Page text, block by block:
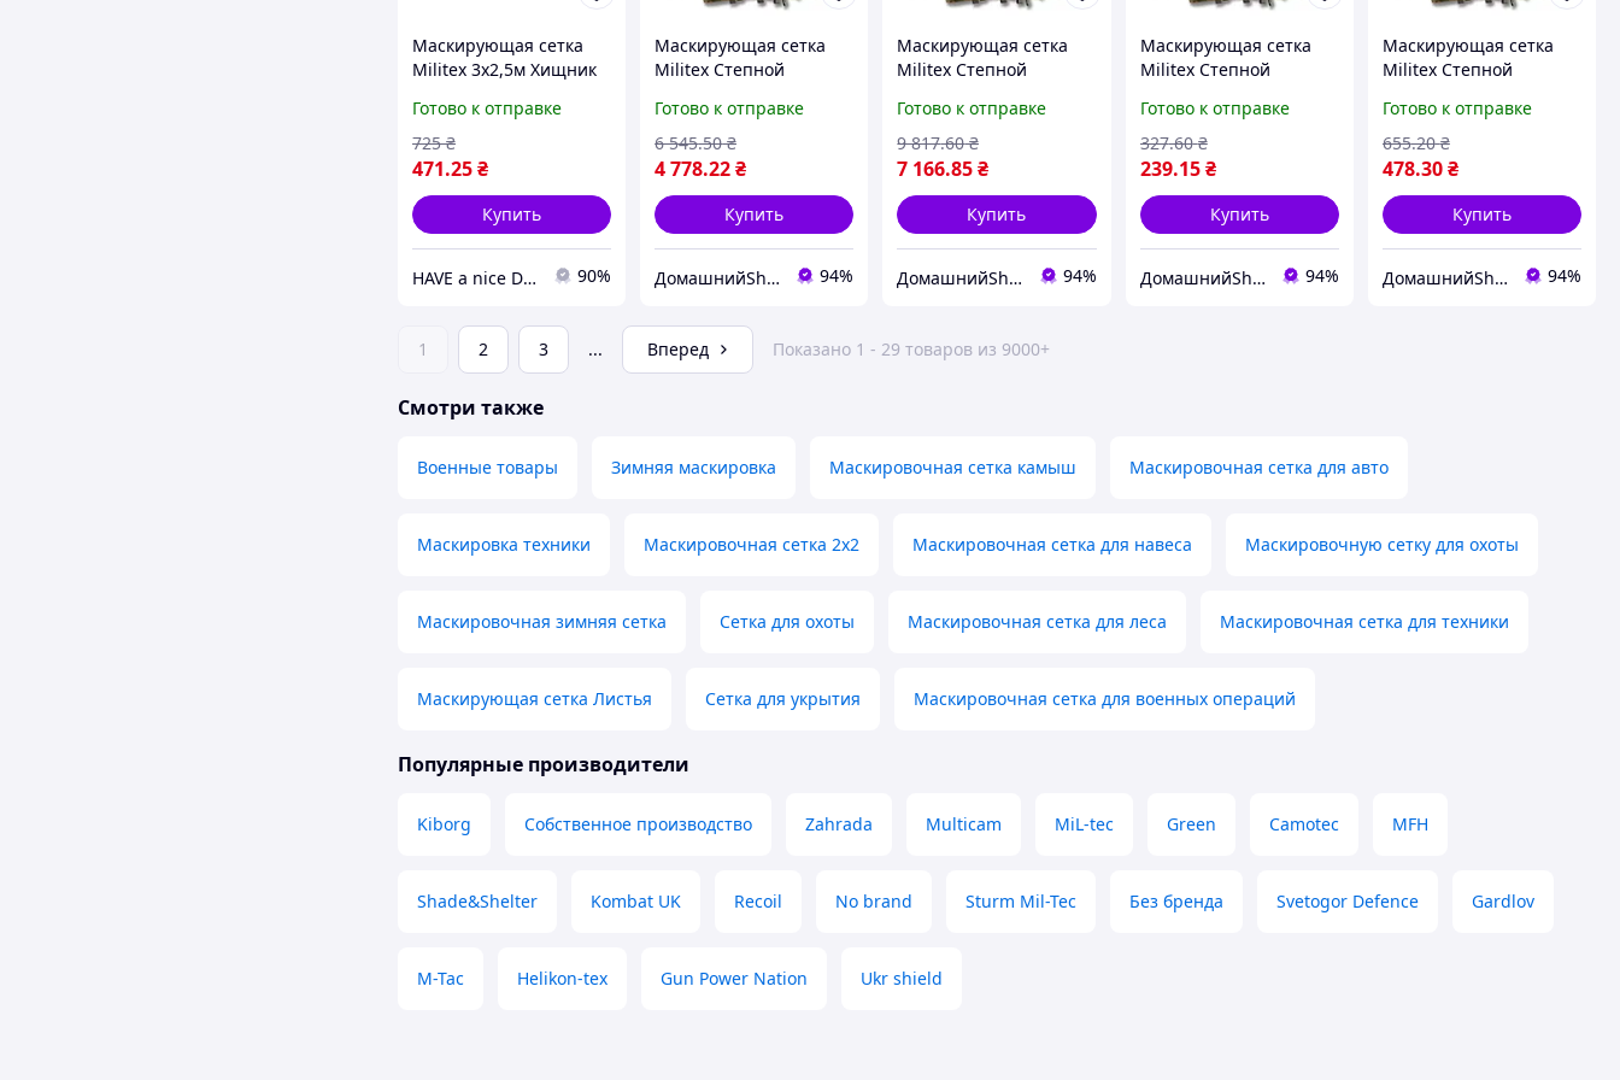
Маскирующая сетка
Militex 3х2,5м Хищник
Готово к отправке
471.25₴
725 ₴
Купить
HAVE a nice DAY 90%
Маскирующая сетка
Militex Степной
(площадь 100 кв.м.)
Готово к отправке
4 778.22₴
6 545.50 ₴
Купить
ДомашнийShop🏡✨ - заказ онлайн, не выходя из дома💕 94%
Маскирующая сетка
Militex Степной
(площадь 150 кв.м.)
Готово к отправке
7 166.85₴
9 817.60 ₴
Купить
ДомашнийShop🏡✨ - заказ онлайн, не выходя из дома💕 94%
Маскирующая сетка
Militex Степной
(площадь 5 кв.м.)
Готово к отправке
239.15 ₴
327.60 ₴
Купить
ДомашнийShop🏡✨ - заказ онлайн, не выходя из дома💕 94%
Маскирующая сетка
Militex Степной
(площадь 10 кв.м.)
Готово к отправке
478.30₴
655.20 ₴
Купить
ДомашнийShop🏡✨ - заказ онлайн, не выходя из дома💕 94%
1 2 3 ... Вперед Показано 1 - 29 товаров из 9000+
Смотри также
Военные товары Зимняя маскировка Маскировочная сетка камыш Маскировочная сетка для авто
Маскировка техники Маскировочная сетка 2х2 Маскировочная сетка для навеса Маскировочную сетку для охоты
Маскировочная зимняя сетка Сетка для охоты Маскировочная сетка для леса Маскировочная сетка для техники
Маскирующая сетка Листья Сетка для укрытия Маскировочная сетка для военных операций
Популярные производители
Kiborg Собственное производство Zahrada Multicam MiL-tec Green Camotec MFH
Shade&Shelter Kombat UK Recoil No brand Sturm Mil-Tec Без бренда Svetogor Defence Gardlov
M-Tac Helikon-tex Gun Power Nation Ukr shield